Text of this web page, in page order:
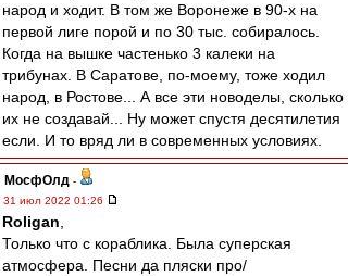
народ и ходит. В том же Воронеже в 90-х на
первой лиге порой и по 30 тыс. собиралось.
Когда на вышке частенько 3 калеки на
трибунах. В Саратове, по-моему, тоже ходил
народ, в Ростове... А все эти новоделы, сколько
их не создавай... Ну может спустя десятилетия
если. И то вряд ли в современных условиях.
МосфОлд -
31 июл 2022 01:26
Roligan
Только что с кораблика. Была суперская
атмосфера. Песни да пляски про/